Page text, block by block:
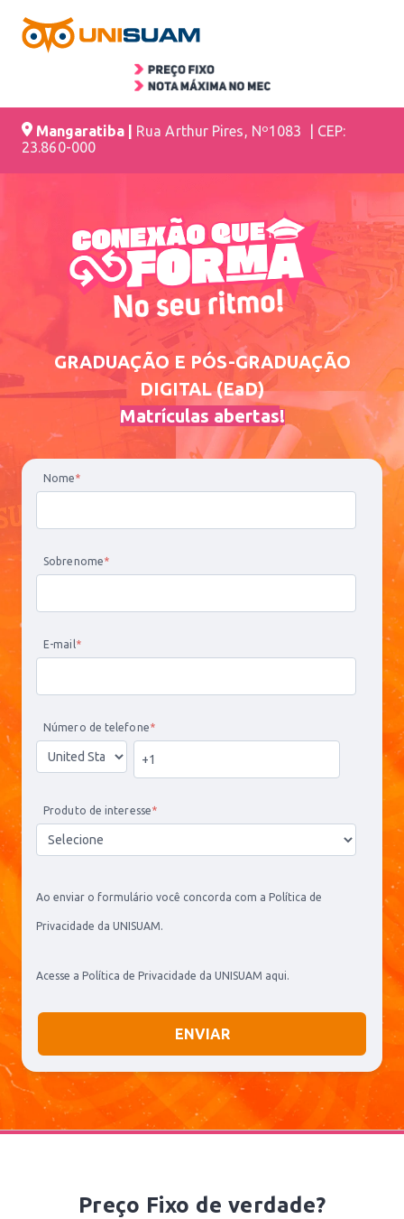
Mangaratiba | Rua Arthur Pires, Nº1083 | CEP:
23.860-000
GRADUAÇÃO E PÓS-GRADUAÇÃO
DIGITAL (EaD)
Matrículas abertas!
Nome*
Sobrenome*
E-mail*
Número de telefone*
Produto de interesse*
Ao enviar o formulário você concorda com a Política de
Privacidade da UNISUAM.
Acesse a Política de Privacidade da UNISUAM aqui.
Preço Fixo de verdade?